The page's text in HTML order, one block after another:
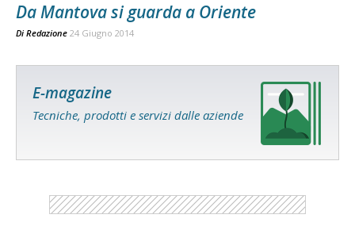
Da Mantova si guarda a Oriente
Di Redazione 24 Giugno 2014
E-magazine
Tecniche, prodotti e servizi dalle aziende